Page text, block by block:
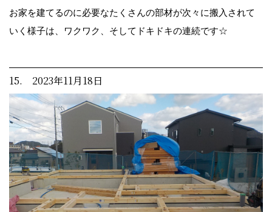
お家を建てるのに必要なたくさんの部材が次々に搬入されて
いく様子は、ワクワク、そしてドキドキの連続です☆
15. 2023年11月18日